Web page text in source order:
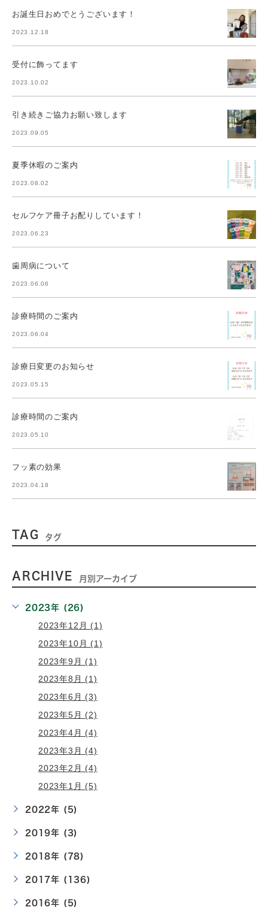
お誕生日おめでとうございます！
2023.12.18
受付に飾ってます
2023.10.02
引き続きご協力お願い致します
2023.09.05
夏季休暇のご案内
2023.08.02
セルフケア冊子お配りしています！
2023.06.23
歯周病について
2023.06.06
診療時間のご案内
2023.06.04
診療日変更のお知らせ
2023.05.15
診療時間のご案内
2023.05.10
フッ素の効果
2023.04.18
TAG タグ
ARCHIVE 月別アーカイブ
2023年 (26)
2023年12月 (1)
2023年10月 (1)
2023年9月 (1)
2023年8月 (1)
2023年6月 (3)
2023年5月 (2)
2023年4月 (4)
2023年3月 (4)
2023年2月 (4)
2023年1月 (5)
2022年 (5)
2019年 (3)
2018年 (78)
2017年 (136)
2016年 (5)